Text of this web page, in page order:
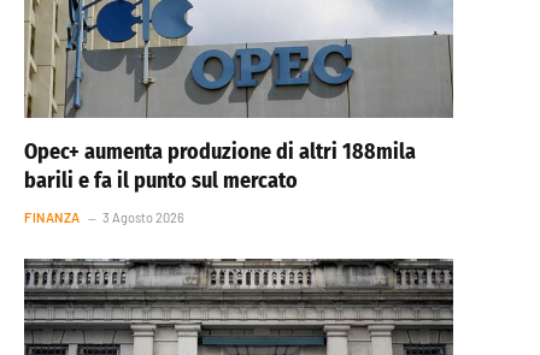
Opec+ aumenta produzione di altri 188mila
barili e fa il punto sul mercato
FINANZA 3 Agosto 2026